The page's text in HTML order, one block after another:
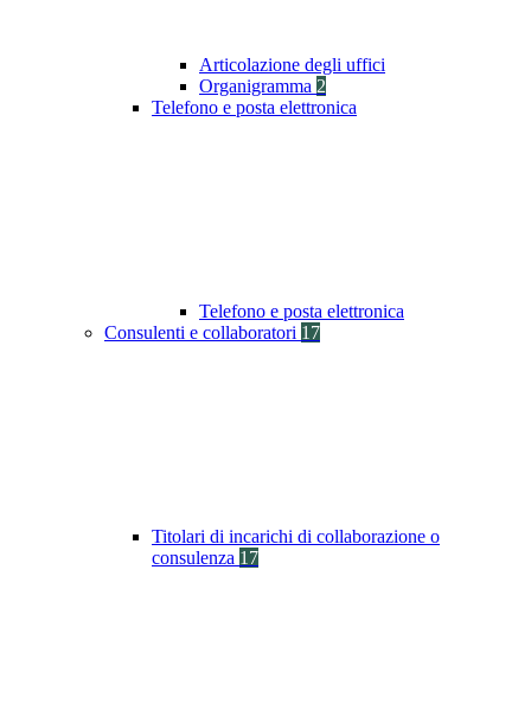
Articolazione degli uffici
Organigramma 2
Telefono e posta elettronica
Telefono e posta elettronica
Consulenti e collaboratori 17
Titolari di incarichi di collaborazione o
consulenza 17